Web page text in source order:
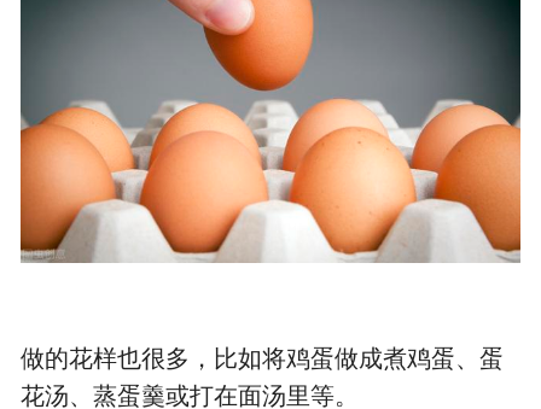
做的花样也很多，比如将鸡蛋做成煮鸡蛋、蛋
花汤、蒸蛋羹或打在面汤里等。